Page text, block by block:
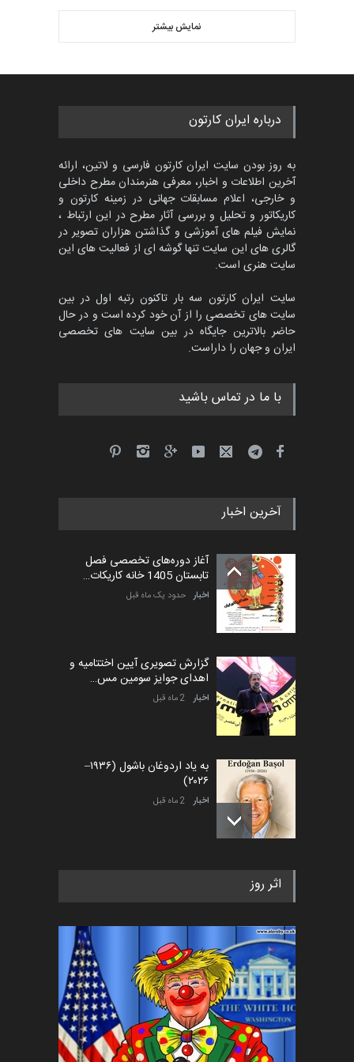
کارتون CARTUNION ، …
مسابقۀ بین‌المللی کارتون و
کاریکاتور «البغلی…
جشنواره بین‌المللی کارتون
مدارس پرتغال، ۲۰۲۷
مهلت 4 ماه دیگر
پنجمین مسابقۀ بین‌المللی
کارتون طنز «کلاه‌ای…
مهلت
گالری حدود یک ماه قبل
نمایش بیشتر
درباره ایران کارتون
به روز بودن سایت ایران کارتون فارسی و لاتین، ارائه
آخرین اطلاعات و اخبار، معرفی هنرمندان مطرح داخلی
و خارجی، اعلام مسابقات جهانی در زمینه کارتون و
کاریکاتور و تحلیل و بررسی آثار مطرح در این ارتباط ،
نمایش فیلم های آموزشی و گذاشتن هزاران تصویر در
گالری های این سایت تنها گوشه ای از فعالیت های این
سایت هنری است.
سایت ایران کارتون سه بار تاکنون رتبه اول در بین
سایت های تخصصی را از آن خود کرده است و در حال
حاضر بالاترین جایگاه در بین سایت های تخصصی
ایران و جهان را داراست.
با ما در تماس باشید
آخرین اخبار
آغاز دوره‌های تخصصی فصل
تابستان 1405 خانه کاریکات…
اخبار حدود یک ماه قبل
گزارش تصویری آیین اختتامیه و
اهدای جوایز سومین مس…
اخبار 2 ماه قبل
به یاد اردوغان باشول (۱۹۳۶–
۲۰۲۶)
اخبار 2 ماه قبل
رویداد کارگاهی کارتون و پوستر
اخبار 5 ماه قبل
فراخوان رویداد کارگاهی کارتون و
پوستر "ایران سربل…
اخبار 6 ماه قبل
اثر روز